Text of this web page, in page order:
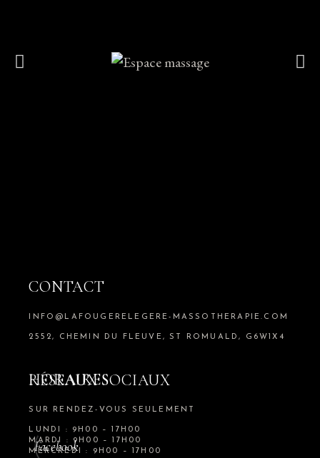
CONTACT
INFO@LAFOUGERELEGERE-MASSOTHERAPIE.COM
2552, CHEMIN DU FLEUVE, ST ROMUALD, G6W1X4
HORAIRES
SUR RENDEZ-VOUS SEULEMENT
LUNDI : 9H00 – 17H00
MARDI : 9H00 – 17H00
MERCREDI : 9H00 – 17H00
RÉSEAUX SOCIAUX
Facebook